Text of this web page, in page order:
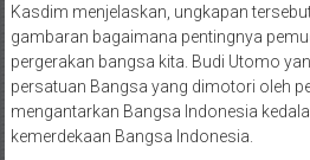
Kasdim menjelaskan, ungkapan
gambaran bagaimana pentingnya
pergerakan bangsa kita. Budi Utomo
persatuan Bangsa yang dimotori oleh
mengantarkan Bangsa Indonesia
kemerdekaan Bangsa Indonesia.